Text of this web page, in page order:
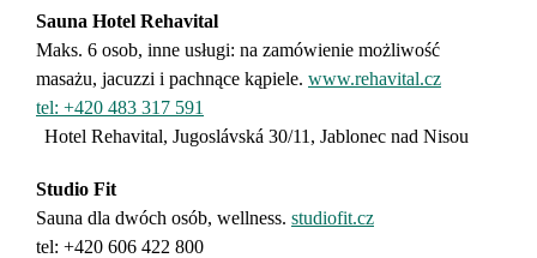
Sauna Hotel Rehavital
Maks. 6 osob, inne usługi: na zamówienie możliwość
masażu, jacuzzi i pachnące kąpiele. www.rehavital.cz
tel: +420 483 317 591
Hotel Rehavital, Jugoslávská 30/11, Jablonec nad Nisou
Studio Fit
Sauna dla dwóch osób, wellness. studiofit.cz
tel: +420 606 422 800